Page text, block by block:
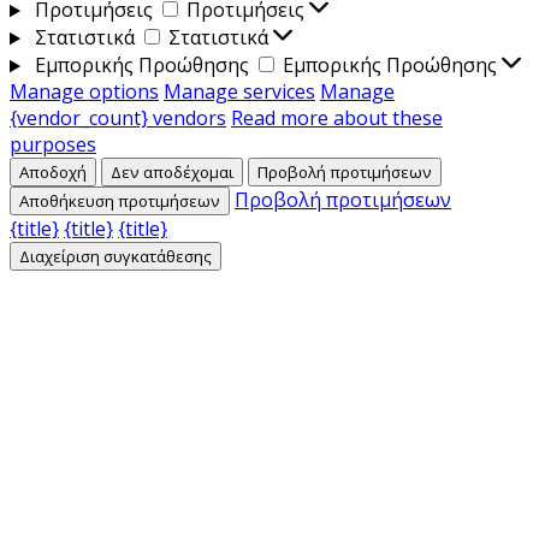
Προτιμήσεις
Προτιμήσεις
Στατιστικά
Στατιστικά
Εμπορικής Προώθησης
Εμπορικής Προώθησης
Manage options Manage services Manage
{vendor_count} vendors Read more about these
purposes
Αποδοχή Δεν αποδέχομαι
Προβολή προτιμήσεων
Αποθήκευση προτιμήσεων
Προβολή προτιμήσεων
{title}{title}{title}
Διαχείριση συγκατάθεσης